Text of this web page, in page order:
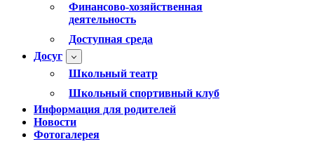
Финансово-хозяйственная
деятельность
Доступная среда
Досуг
Школьный театр
Школьный спортивный клуб
Информация для родителей
Новости
Фотогалерея